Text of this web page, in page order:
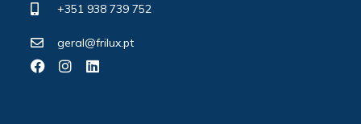
+351 938 739 752
geral@frilux.pt